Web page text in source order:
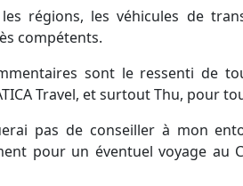
régions, les véhicules de
compétents.
sont le ressenti de
Travel, et surtout Thu, pour
pas de conseiller à mon
pour un éventuel voyage au